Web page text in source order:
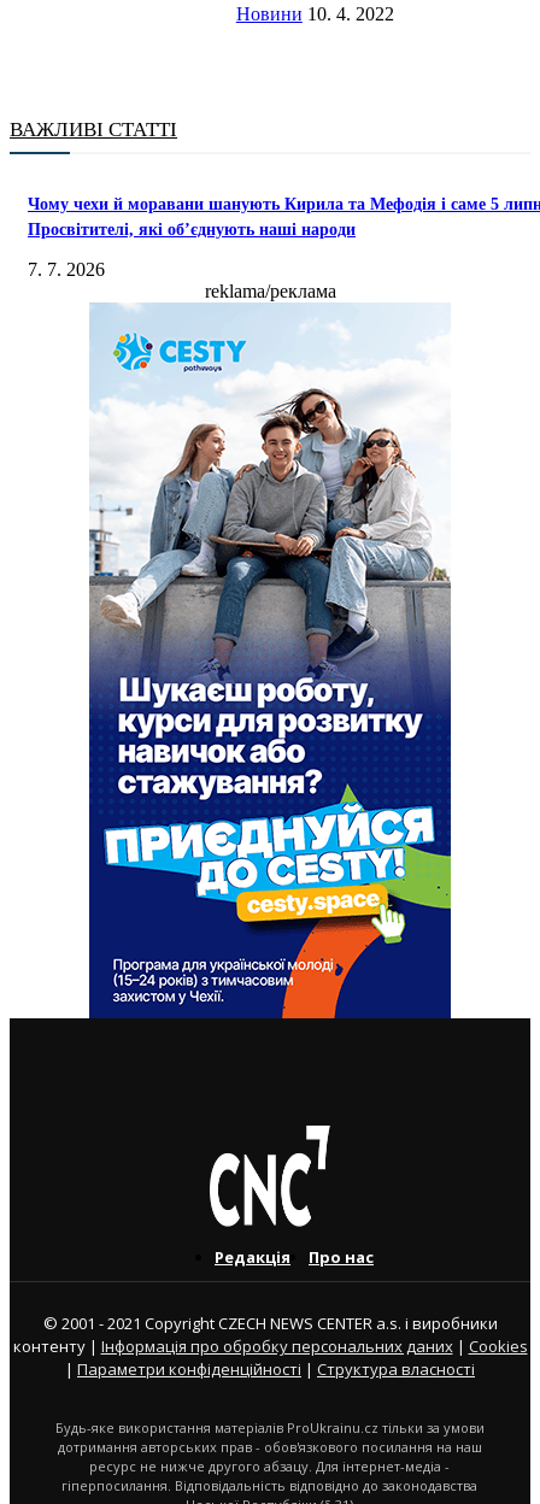
Новини 10. 4. 2022
ВАЖЛИВІ СТАТТІ
Чому чехи й моравани шанують Кирила та Мефодія і саме 5
Просвітителі, які об’єднують наші народи
7. 7. 2026
reklama/реклама
Редакція Про нас
© 2001 - 2021 Copyright CZECH NEWS CENTER a.s. і виробники
контенту | Інформація про обробку персональних даних| Cookies
| Параметри конфіденційності | Структура власності
Будь-яке використання матеріалів ProUkrainu.cz тільки за умови
дотримання авторських прав - обов'язкового посилання на наш
ресурс не нижче другого абзацу. Для інтернет-медіа -
гіперпосилання. Відповідальність відповідно до законодавства